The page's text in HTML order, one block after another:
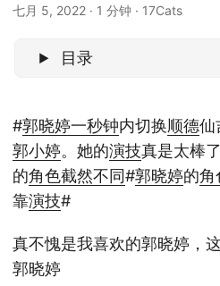
七月 5, 2022 · 1 分钟 · 17Cats
目录
#郭晓婷一秒钟内切换顺德仙
郭小婷。她的演技真是太棒
的角色截然不同#郭晓婷的角
靠演技#
真不愧是我喜欢的郭晓婷，
郭晓婷